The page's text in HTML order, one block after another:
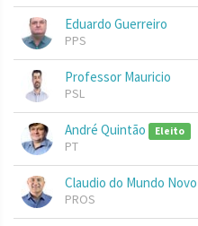
Eduardo Guerreiro
PPS
Professor Mauricio
PSL
André Quintão Eleito
PT
Claudio do Mundo Novo
PROS